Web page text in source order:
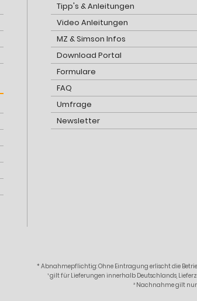
Tipp's & Anleitungen
Video Anleitungen
MZ & Simson Infos
Download Portal
Formulare
FAQ
Umfrage
Newsletter
* Abnahmepflichtig: Ohne Eintragung erlischt die
¹ gilt für Lieferungen innerhalb Deutschlands,
² Nachnahme gilt